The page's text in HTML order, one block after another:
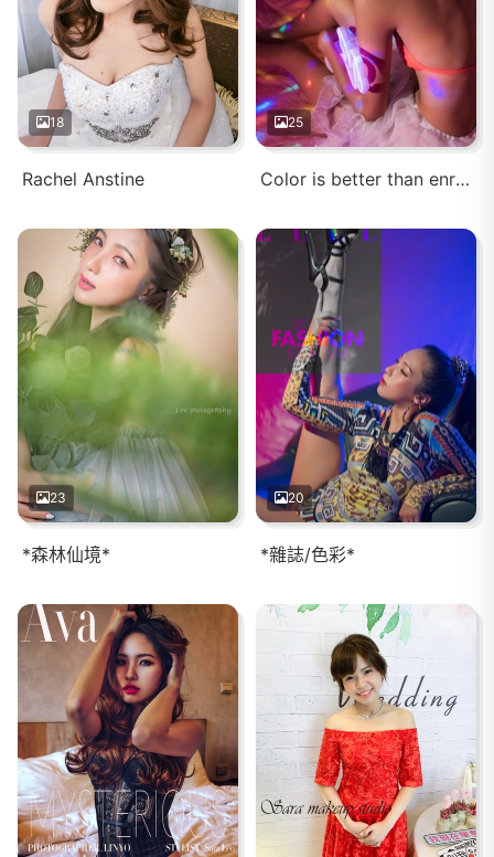
18
Rachel Anstine
25
Color is better than enrich in it
23
*森林仙境*
20
*雜誌/色彩*